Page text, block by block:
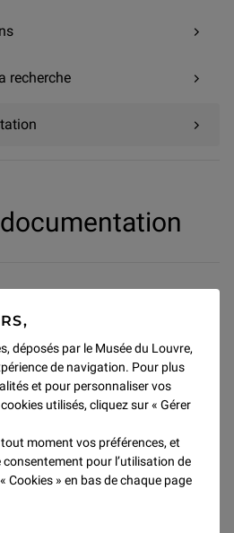
déposés par le Musée du Louvre,
de navigation. Pour plus
et pour personnaliser vos
utilisés, cliquez sur « Gérer
moment vos préférences, et
pour l’utilisation de
Cookies » en bas de chaque page
recherche
du département
comprend une documentation
et une bibliothèque
revues portant sur les civilisations
ainsi que sur l’Antiquité
et copte.
d’études et de